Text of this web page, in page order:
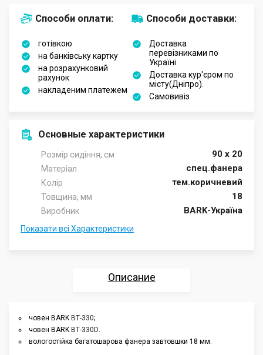
Способи оплати:
готівкою
на банківську картку
на розрахунковий
рахунок
накладеним платежем
Способи доставки:
Доставка
перевізниками по
Україні
Доставка кур'єром по
місту(Дніпро).
Самовивіз
Основные характеристики
Розмір сидіння, см 90 х 20
Матеріал спец.фанера
Колір тем.коричневий
Товщина, мм 18
Виробник BARK-Україна
Показати всі Характеристики
Описание
човен BARK ВТ-330;
човен BARK ВТ-330D.
вологостійка багатошарова фанера завтовшки 18 мм.